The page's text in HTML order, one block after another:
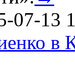
07-13
в